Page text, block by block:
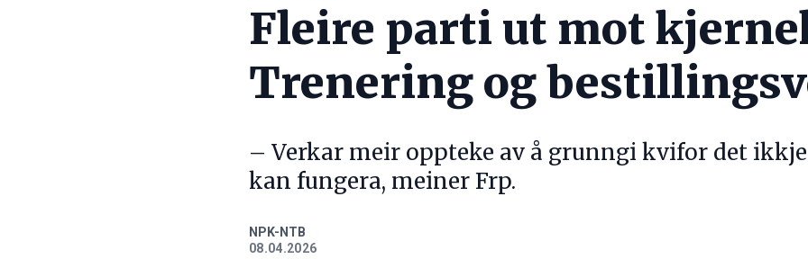
Fleire parti ut mot
Trenering og
– Verkar meir oppteke av å grunngi kvifor det
kan fungera, meiner Frp.
NPK-NTB
08.04.2026